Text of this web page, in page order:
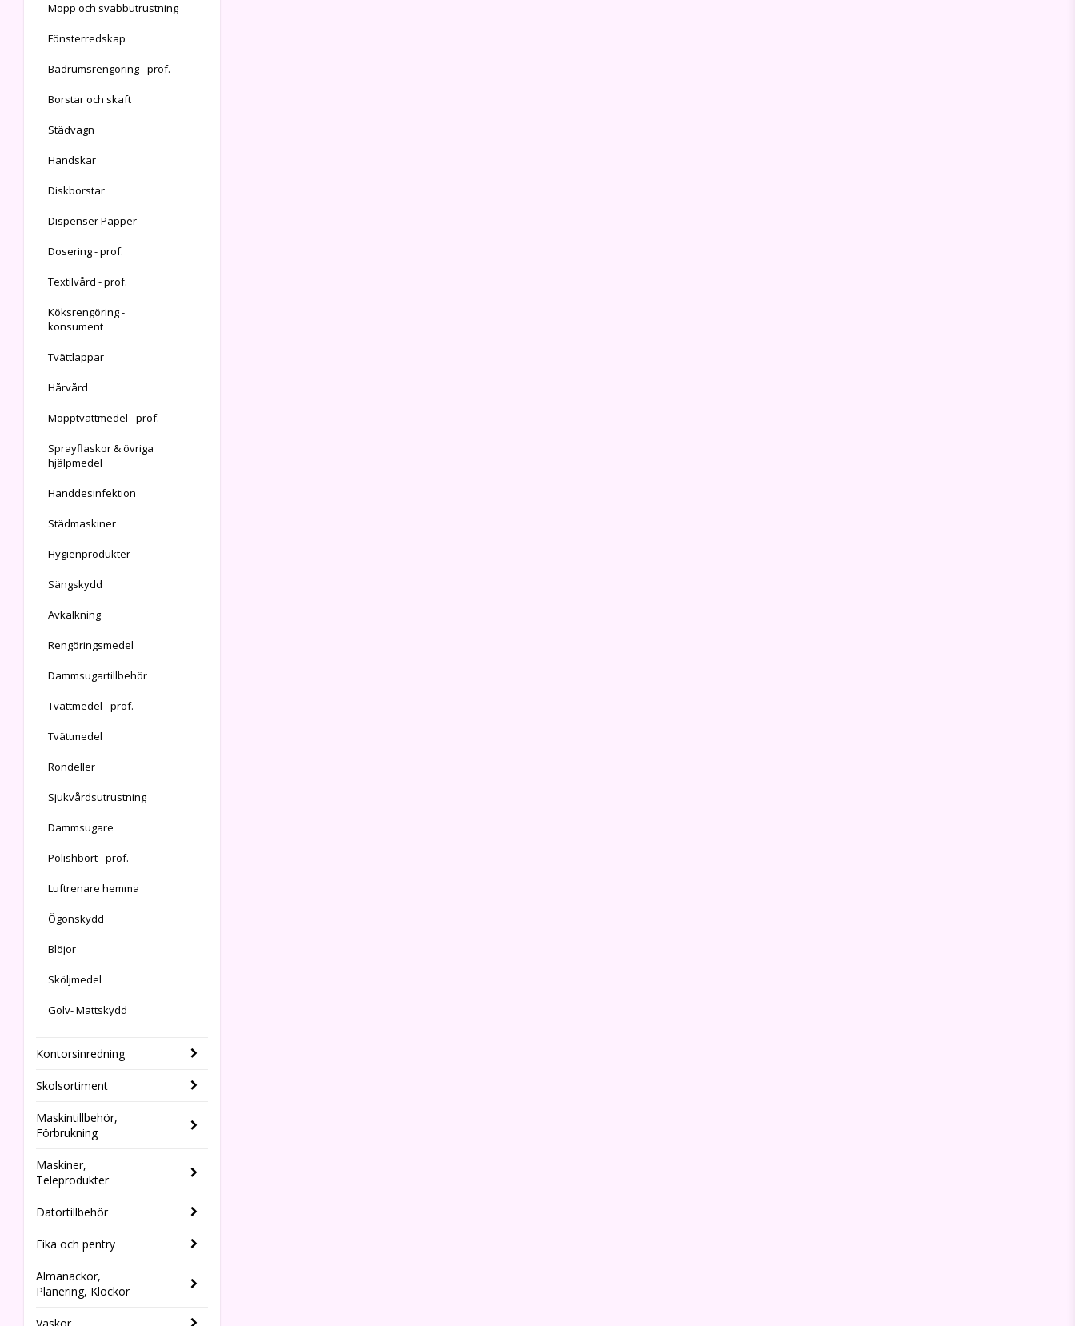
Mopp och svabbutrustning
Fönsterredskap
Badrumsrengöring - prof.
Borstar och skaft
Städvagn
Handskar
Diskborstar
Dispenser Papper
Dosering - prof.
Textilvård - prof.
Köksrengöring -
konsument
Tvättlappar
Hårvård
Mopptvättmedel - prof.
Sprayflaskor & övriga
hjälpmedel
Handdesinfektion
Städmaskiner
Hygienprodukter
Sängskydd
Avkalkning
Rengöringsmedel
Dammsugartillbehör
Tvättmedel - prof.
Tvättmedel
Rondeller
Sjukvårdsutrustning
Dammsugare
Polishbort - prof.
Luftrenare hemma
Ögonskydd
Blöjor
Sköljmedel
Golv- Mattskydd
Kontorsinredning
Skolsortiment
Maskintillbehör,
Förbrukning
Maskiner,
Teleprodukter
Datortillbehör
Fika och pentry
Almanackor,
Planering, Klockor